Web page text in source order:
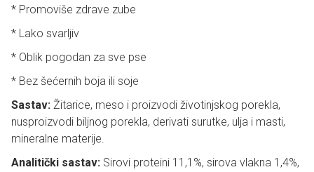
* Promoviše zdrave zube
* Lako svarljiv
* Oblik pogodan za sve pse
* Bez šećernih boja ili soje
Sastav: Žitarice, meso i proizvodi životinjskog porekla,
nusproizvodi biljnog porekla, derivati surutke, ulja i masti,
mineralne materije.
Analitički sastav: Sirovi proteini 11,1%, sirova vlakna 1,4%,